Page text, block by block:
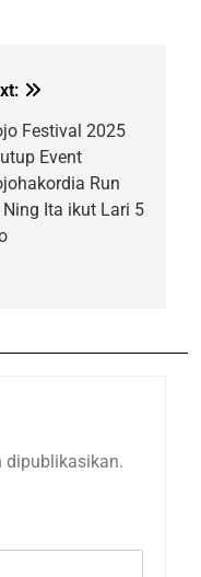
Festival 2025
Event
Run
Ning Ita ikut Lari 5
dipublikasikan.